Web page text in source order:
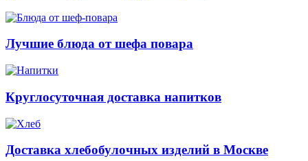
Лучшие блюда от шефа повара
Круглосуточная доставка напитков
Доставка хлебобулочных изделий в Москве